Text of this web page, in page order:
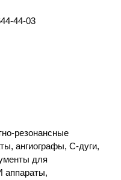
44-03
резонансные
ангиографы, С-дуги,
для
аппараты,